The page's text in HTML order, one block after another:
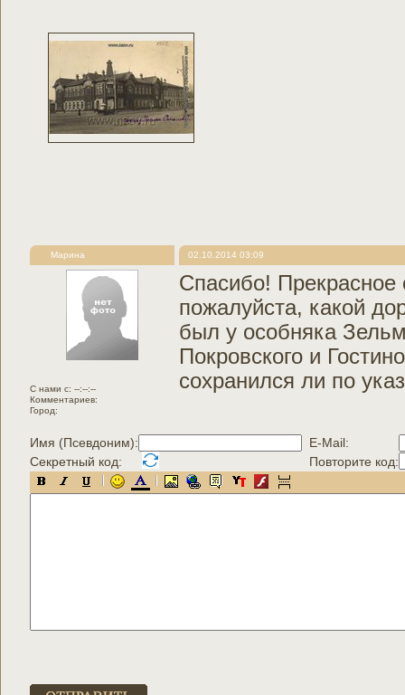
Марина
C нами с: --:--:--
Комментариев:
Город:
02.10.2014 03:09
Спасибо! Прекрасное
пожалуйста, какой
был у особняка
Покровского и
сохранился ли по
Имя (Псевдоним):
E-Mail:
Секретный код:
Повторите код: